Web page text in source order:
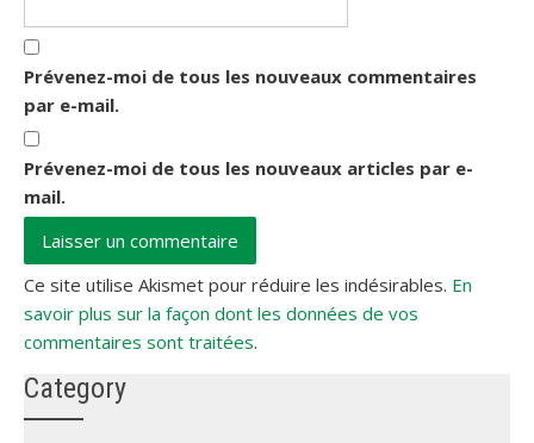
Prévenez-moi de tous les nouveaux commentaires
par e-mail.
Prévenez-moi de tous les nouveaux articles par e-
mail.
Ce site utilise Akismet pour réduire les indésirables. En
savoir plus sur la façon dont les données de vos
commentaires sont traitées.
Category